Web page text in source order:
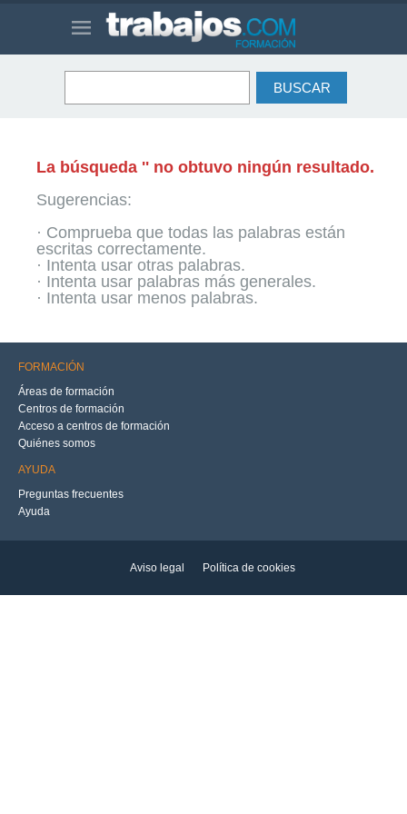
La búsqueda '' no obtuvo ningún resultado.
Sugerencias:
· Comprueba que todas las palabras están
escritas correctamente.
· Intenta usar otras palabras.
· Intenta usar palabras más generales.
· Intenta usar menos palabras.
FORMACIÓN
Áreas de formación
Centros de formación
Acceso a centros de formación
Quiénes somos
AYUDA
Preguntas frecuentes
Ayuda
Aviso legal Política de cookies